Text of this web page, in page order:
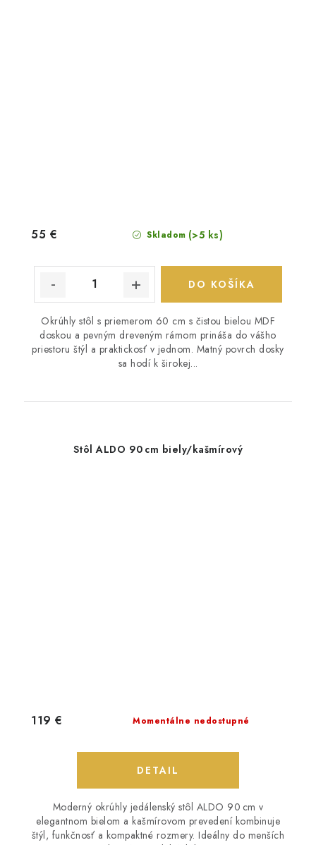
Skladom (>5 ks)
55 €
DO KOŠÍKA
Okrúhly stôl s priemerom 60 cm s čistou bielou MDF
doskou a pevným dreveným rámom prináša do vášho
priestoru štýl a praktickosť v jednom. Matný povrch dosky
sa hodí k širokej...
Stôl ALDO 90 cm biely/kašmírový
Momentálne nedostupné
119 €
DETAIL
Moderný okrúhly jedálenský stôl ALDO 90 cm v
elegantnom bielom a kašmírovom prevedení kombinuje
štýl, funkčnosť a kompaktné rozmery. Ideálny do menších